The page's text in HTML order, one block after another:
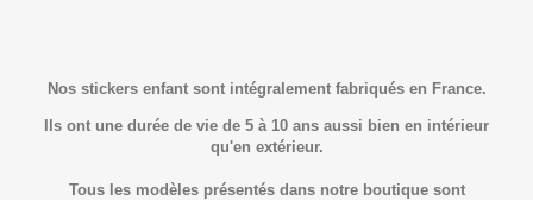
Nos stickers enfant sont intégralement fabriqués en France.
Ils ont une durée de vie de 5 à 10 ans aussi bien en intérieur
qu'en extérieur.
Tous les modèles présentés dans notre boutique sont